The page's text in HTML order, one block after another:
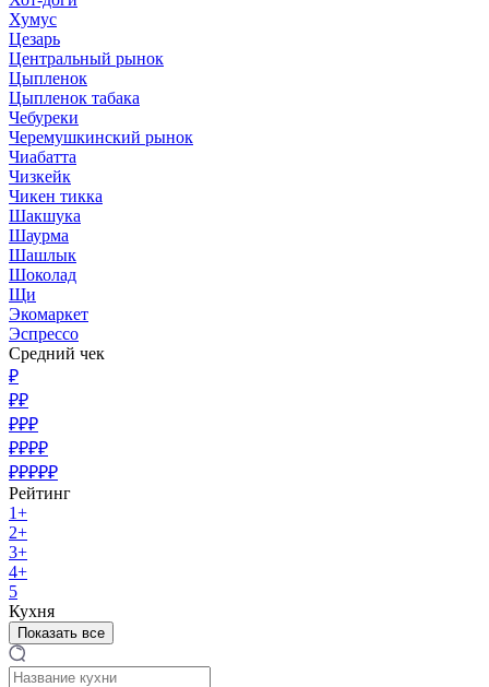
Хумус
Цезарь
Центральный рынок
Цыпленок
Цыпленок табака
Чебуреки
Черемушкинский рынок
Чиабатта
Чизкейк
Чикен тикка
Шакшука
Шаурма
Шашлык
Шоколад
Щи
Экомаркет
Эспрессо
Средний чек
₽
₽₽
₽₽₽
₽₽₽₽
₽₽₽₽₽
Рейтинг
1+
2+
3+
4+
5
Кухня
Показать все